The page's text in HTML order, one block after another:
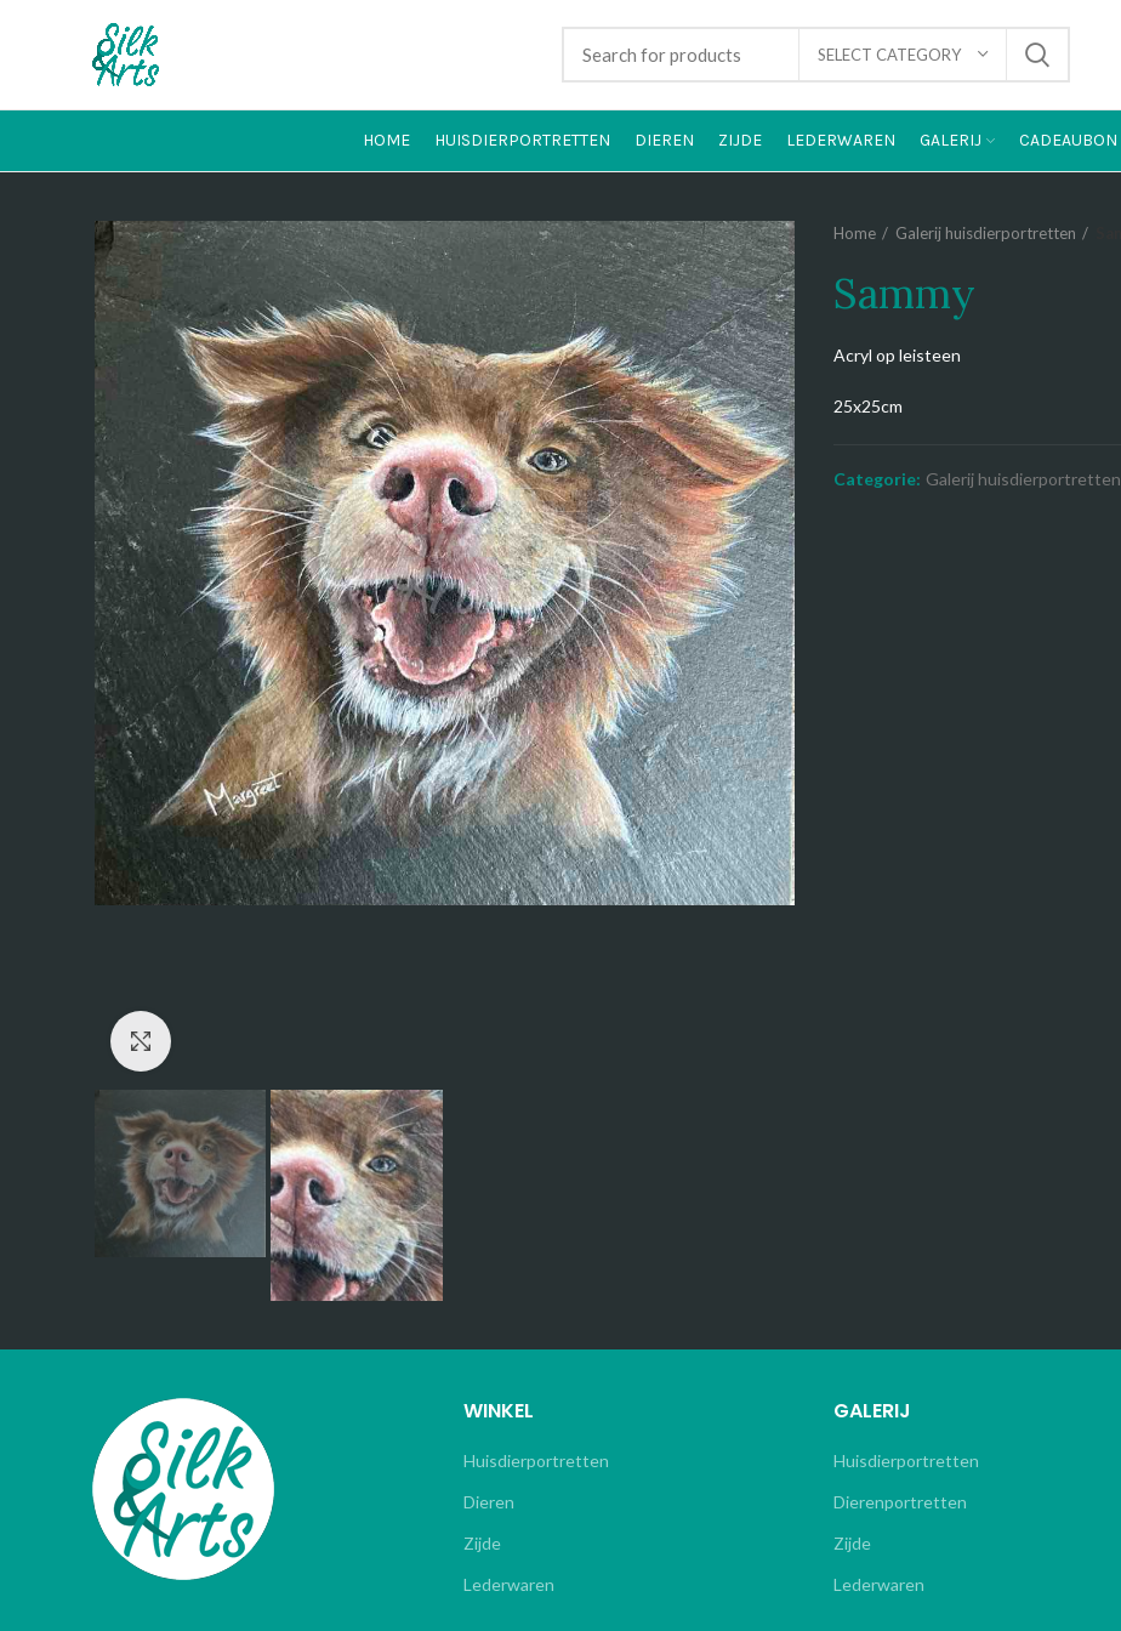
SELECT CATEGORY
HOME HUISDIERPORTRETTEN DIEREN ZIJDE LEDERWAREN GALERIJ CADEAUBON
Home Galerij huisdierportretten
Sammy
Acryl op leisteen
25x25cm
Categorie: Galerij huisdierportretten
WINKEL
Huisdierportretten
Dieren
Zijde
Lederwaren
GALERIJ
Huisdierportretten
Dierenportretten
Zijde
Lederwaren